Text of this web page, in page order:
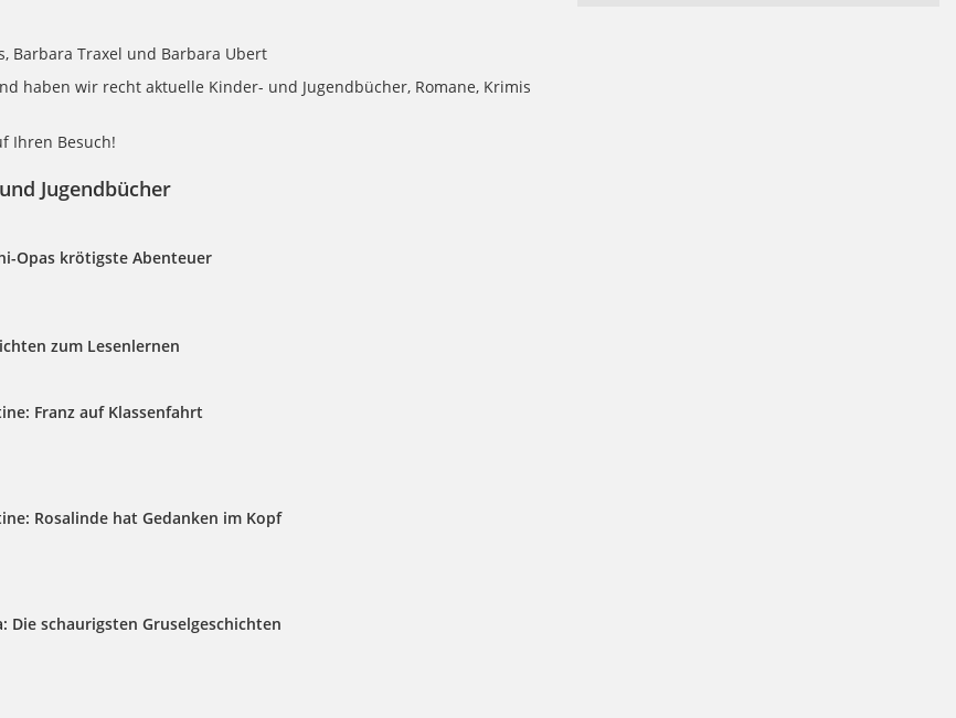
Barbara Traxel und Barbara Ubert
haben wir recht aktuelle Kinder- und Jugendbücher, Romane, Krimis
Ihren Besuch!
Jugendbücher
Opas krötigste Abenteuer
zum Lesenlernen
Franz auf Klassenfahrt
Rosalinde hat Gedanken im Kopf
Die schaurigsten Gruselgeschichten